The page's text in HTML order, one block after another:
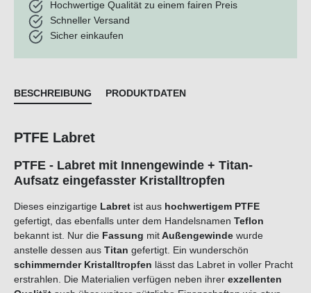
Hochwertige Qualität zu einem fairen Preis
Schneller Versand
Sicher einkaufen
BESCHREIBUNG PRODUKTDATEN
PTFE Labret
PTFE - Labret mit Innengewinde + Titan-
Aufsatz eingefasster Kristalltropfen
Dieses einzigartige Labret ist aus hochwertigem PTFE
gefertigt, das ebenfalls unter dem Handelsnamen Teflon
bekannt ist. Nur die Fassung mitAußengewinde wurde
anstelle dessen aus Titan gefertigt. Ein wunderschön
schimmernder Kristalltropfen lässt das Labret in voller Pracht
erstrahlen. Die Materialien verfügen neben ihrer exzellenten